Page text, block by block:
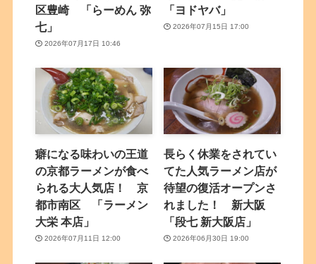
区豊崎 「らーめん 弥
七」
2026年07月17日 10:46
「ヨドヤバ」
2026年07月15日 17:00
癖になる味わいの王道
の京都ラーメンが食べ
られる大人気店！ 京
都市南区 「ラーメン
大栄 本店」
2026年07月11日 12:00
長らく休業をされてい
てた人気ラーメン店が
待望の復活オープンさ
れました！ 新大阪
「段七 新大阪店」
2026年06月30日 19:00